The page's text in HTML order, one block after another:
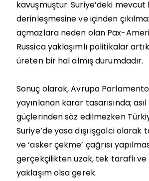
kavuşmuştur. Suriye’deki
derinleşmesine ve içinden
açmazlara neden olan Pax-
Russica yaklaşımlı politikalar
üreten bir hal almış durumdadır.
Sonuç olarak, Avrupa
yayınlanan karar tasarısında;
güçlerinden söz edilmezken
Suriye’de yasa dışı işgalci olarak
ve ‘asker çekme’ çağrısı
gerçekçilikten uzak, tek taraflı ve
yaklaşım olsa gerek.